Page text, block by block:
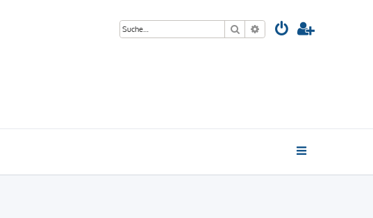
Suche Erweiterte Suche